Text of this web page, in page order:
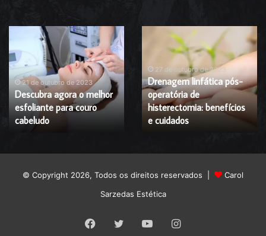
Descubra
o
melhor
esfoliante
para
couro
cabeludo
21 de outubro de 2023
Descubra agora o melhor
esfoliante para couro
cabeludo
Drenagem
operatória
de
histerectomia:
benefícios
27 de outubro de 2023
Drenagem linfática pós-
operatória de
histerectomia: benefícios
e cuidados
© Copyright 2026, Todos os direitos reservados |
Carol
Sarzedas Estética
Facebook
Twitter YouTubeInstagram